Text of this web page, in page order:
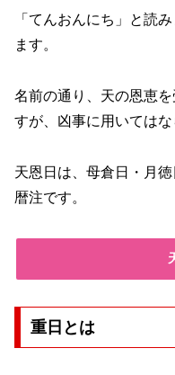
「てんおんにち」と読
ます。
名前の通り、天の恩恵
すが、凶事に用いてはな
天恩日は、母倉日・月
暦注です。
重日とは